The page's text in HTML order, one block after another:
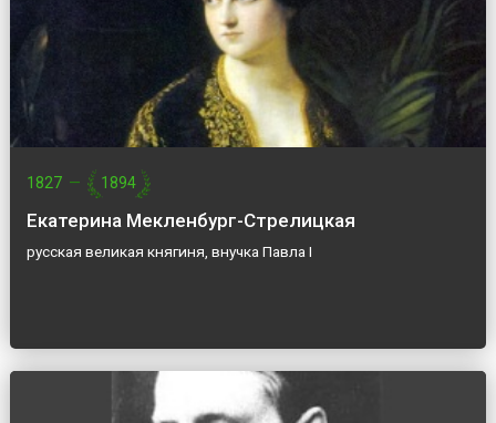
1827 — 1894
Екатерина Мекленбург-Стрелицкая
русская великая княгиня, внучка Павла I